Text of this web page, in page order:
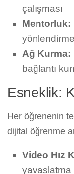
çalışması
Mentorluk:
Ağ Kurma:
bağlantı
Esneklik:
Her öğrenenin
dijital öğrenme
Video Hız
yavaşlatma